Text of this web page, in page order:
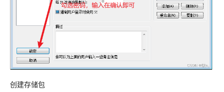
创建存储包